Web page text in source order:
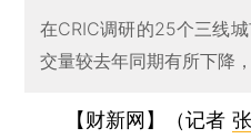
在CRIC调研的25个三线
交量较去年同期有所下降
【财新网】（记者